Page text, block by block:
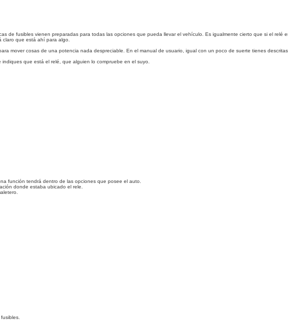
de fusibles vienen preparadas para todas las opciones que pueda llevar el vehículo. Es igualmente cierto que si el relé
que está ahí para algo.
mover cosas de una potencia nada despreciable. En el manual de usuario, igual con un poco de suerte tienes
que está el relé, que alguien lo compruebe en el suyo.
función tendrá dentro de las opciones que posee el auto.
donde estaba ubicado el rele.